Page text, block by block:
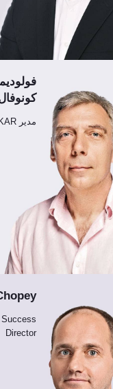
مدير DAKAR
Director